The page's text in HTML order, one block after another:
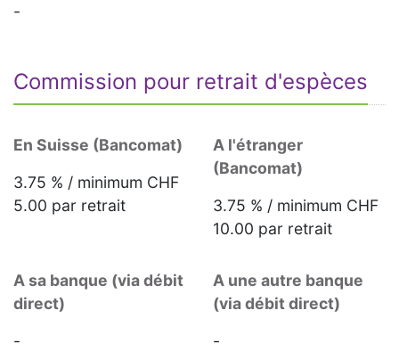
-
Commission pour retrait d'espèces
En Suisse (Bancomat)
3.75 % / minimum CHF
5.00 par retrait
A l'étranger
(Bancomat)
3.75 % / minimum CHF
10.00 par retrait
A sa banque (via débit
direct)
-
A une autre banque
(via débit direct)
-